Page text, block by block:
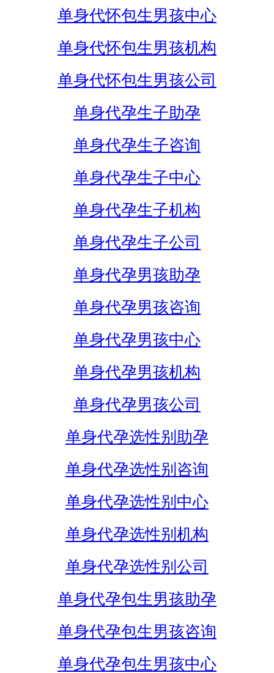
单身代怀包生男孩中心
单身代怀包生男孩机构
单身代怀包生男孩公司
单身代孕生子助孕
单身代孕生子咨询
单身代孕生子中心
单身代孕生子机构
单身代孕生子公司
单身代孕男孩助孕
单身代孕男孩咨询
单身代孕男孩中心
单身代孕男孩机构
单身代孕男孩公司
单身代孕选性别助孕
单身代孕选性别咨询
单身代孕选性别中心
单身代孕选性别机构
单身代孕选性别公司
单身代孕包生男孩助孕
单身代孕包生男孩咨询
单身代孕包生男孩中心